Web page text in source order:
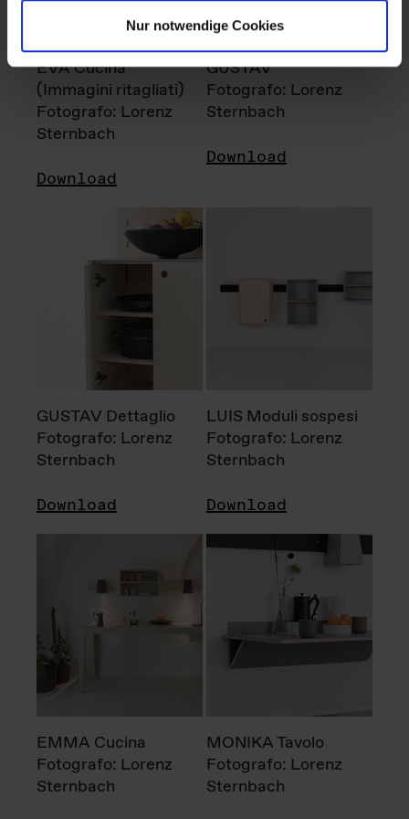
Nur notwendige Cookies
EVA Cucina
(Immagini ritagliati)
Fotografo: Lorenz
Sternbach
Download
GUSTAV
Fotografo: Lorenz
Sternbach
Download
GUSTAV Dettaglio
Fotografo: Lorenz
Sternbach
Download
LUIS Moduli sospesi
Fotografo: Lorenz
Sternbach
Download
EMMA Cucina
Fotografo: Lorenz
Sternbach
MONIKA Tavolo
Fotografo: Lorenz
Sternbach